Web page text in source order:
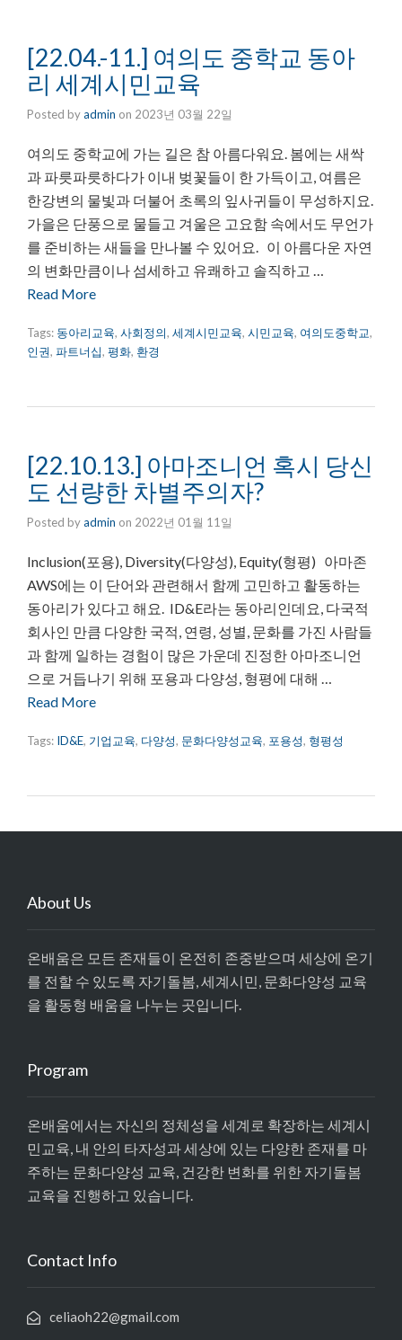
[22.04.-11.] 여의도 중학교 동아
리 세계시민교육
Posted byadmin on 2023년 03월 22일
여의도 중학교에 가는 길은 참 아름다워요. 봄에는 새싹
과 파릇파릇하다가 이내 벚꽃들이 한 가득이고, 여름은
한강변의 물빛과 더불어 초록의 잎사귀들이 무성하지요.
가을은 단풍으로 물들고 겨울은 고요함 속에서도 무언가
를 준비하는 새들을 만나볼 수 있어요. 이 아름다운 자연
의 변화만큼이나 섬세하고 유쾌하고 솔직하고 …
Read More
Tags: 동아리교육, 사회정의, 세계시민교육, 시민교육, 여의도중학교,
인권, 파트너십, 평화, 환경
[22.10.13.] 아마조니언 혹시 당신
도 선량한 차별주의자?
Posted byadmin on 2022년 01월 11일
Inclusion(포용), Diversity(다양성), Equity(형평) 아마존
AWS에는 이 단어와 관련해서 함께 고민하고 활동하는
동아리가 있다고 해요. ID&E라는 동아리인데요, 다국적
회사인 만큼 다양한 국적, 연령, 성별, 문화를 가진 사람들
과 함께 일하는 경험이 많은 가운데 진정한 아마조니언
으로 거듭나기 위해 포용과 다양성, 형평에 대해 …
Read More
Tags: ID&E, 기업교육, 다양성, 문화다양성교육, 포용성, 형평성
About Us
온배움은 모든 존재들이 온전히 존중받으며 세상에 온기
를 전할 수 있도록 자기돌봄, 세계시민, 문화다양성 교육
을 활동형 배움을 나누는 곳입니다.
Program
온배움에서는 자신의 정체성을 세계로 확장하는 세계시
민교육, 내 안의 타자성과 세상에 있는 다양한 존재를 마
주하는 문화다양성 교육, 건강한 변화를 위한 자기돌봄
교육을 진행하고 있습니다.
Contact Info
celiaoh22@gmail.com